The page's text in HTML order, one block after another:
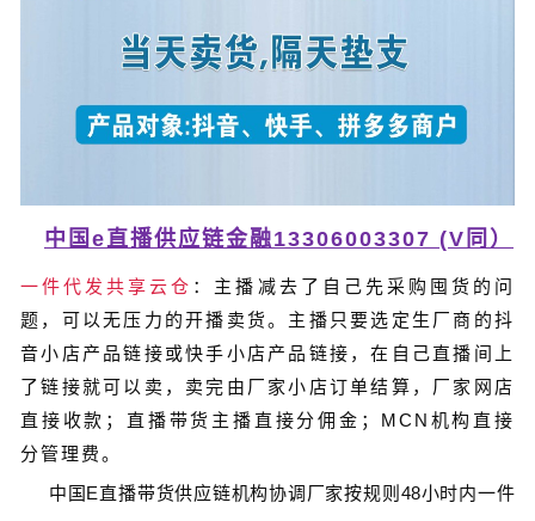
中国e直播供应链金融13306003307 (V同）
一件代发共享云仓 ：主播减去了自己先采购囤货的问
题，可以无压力的开播卖货。主播只要选定生厂商的抖
音小店产品链接或快手小店产品链接，在自己直播间上
了链接就可以卖，卖完由厂家小店订单结算，厂家网店
直接收款；直播带货主播直接分佣金；MCN机构直接
分管理费。
中国E直播带货供应链机构协调厂家按规则 48小时内一件